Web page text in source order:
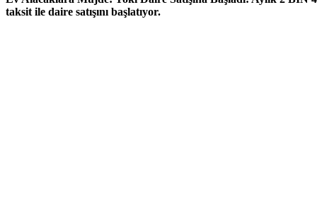
taksit ile daire satışını başlatıyor.